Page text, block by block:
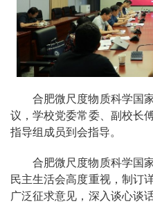
合肥微尺度物质科学国
议，学校党委常委、副校长
指导组成员到会指导。
合肥微尺度物质科学国
民主生活会高度重视，制订
广泛征求意见，深入谈心谈